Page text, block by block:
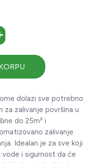
dolazi sve potrebno
zalivanje površina u
do 25m² i
zalivanje
Idealan je za sve koji
i sigurnost da će